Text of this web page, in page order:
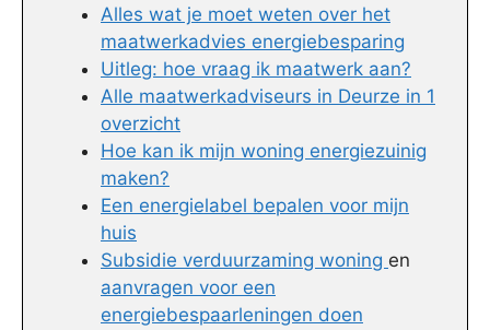
Alles wat je moet weten over het
maatwerkadvies energiebesparing
Uitleg: hoe vraag ik maatwerk aan?
Alle maatwerkadviseurs in Deurze in 1
overzicht
Hoe kan ik mijn woning energiezuinig
maken?
Een energielabel bepalen voor mijn
huis
Subsidie verduurzaming woning en
aanvragen voor een
energiebespaarleningen doen